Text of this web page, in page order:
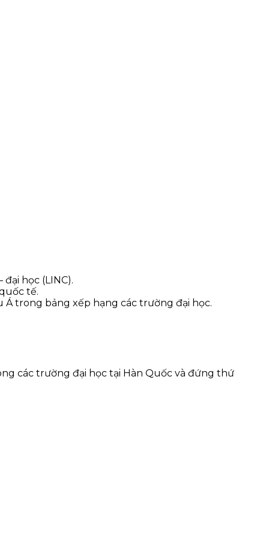
học (LINC).
tế.
Á trong bảng xếp hạng các trường đại học.
các trường đại học tại Hàn Quốc và đứng thứ